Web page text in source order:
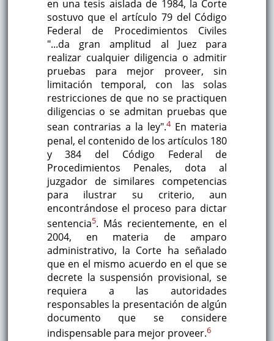
en una tesis aislada de 1984, la Corte
sostuvo que el artículo 79 del Código
Federal de Procedimientos Civiles
"...da gran amplitud al Juez para
realizar cualquier diligencia o admitir
pruebas para mejor proveer, sin
limitación temporal, con las solas
restricciones de que no se practiquen
diligencias o se admitan pruebas que
sean contrarias a la ley".4En materia
penal, el contenido de los artículos 180
y 384 del Código Federal de
Procedimientos Penales, dota al
juzgador de similares competencias
para ilustrar su criterio, aun
encontrándose el proceso para dictar
sentencia5. Más recientemente, en el
2004, en materia de amparo
administrativo, la Corte ha señalado
que en el mismo acuerdo en el que se
decrete la suspensión provisional, se
requiera a las autoridades
responsables la presentación de algún
documento que se considere
indispensable para mejor proveer.6